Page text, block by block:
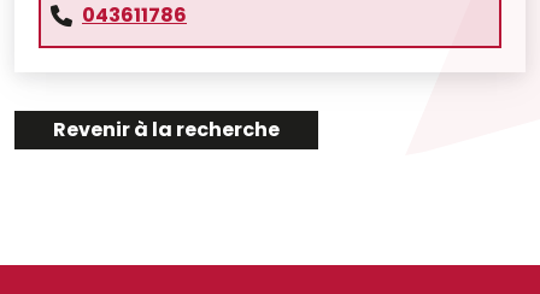
043611786
Revenir à la recherche